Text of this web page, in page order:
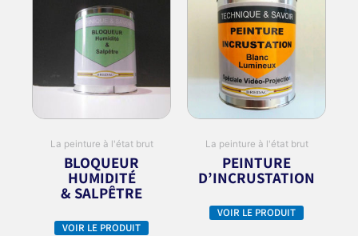
La peinture à l'état brut
BLOQUEUR
HUMIDITÉ
& SALPÊTRE
VOIR LE PRODUIT
La peinture à l'état brut
PEINTURE
D’INCRUSTATION
VOIR LE PRODUIT